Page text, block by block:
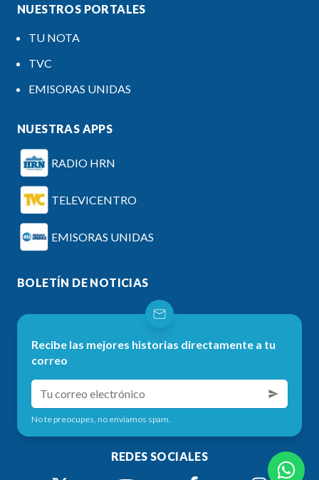
NUESTROS PORTALES
TU NOTA
TVC
EMISORAS UNIDAS
NUESTRAS APPS
RADIO HRN
TELEVICENTRO
EMISORAS UNIDAS
BOLETÍN DE NOTICIAS
Recibe las mejores historias directamente a tu
correo
No te preocupes, no enviamos spam.
REDES SOCIALES